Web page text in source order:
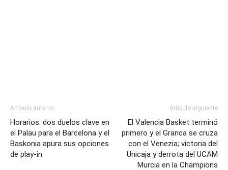
Artículo anterior
Horarios: dos duelos clave en
el Palau para el Barcelona y el
Baskonia apura sus opciones
de play-in
Artículo siguiente
El Valencia Basket terminó
primero y el Granca se cruza
con el Venezia; victoria del
Unicaja y derrota del UCAM
Murcia en la Champions